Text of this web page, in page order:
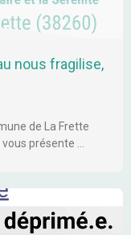
nous fragilise,
de La Frette
présente …